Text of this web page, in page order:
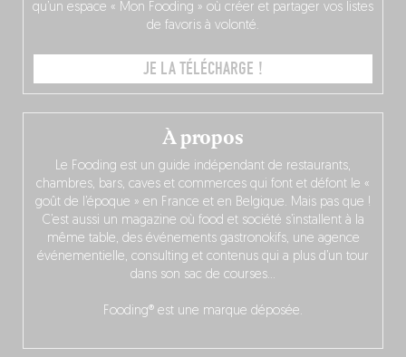
À propos
Le Fooding est un guide indépendant de restaurants,
chambres, bars, caves et commerces qui font et défont le «
goût de l’époque » en France et en Belgique. Mais pas que !
C’est aussi un magazine où food et société s’installent à la
même table, des événements gastronokifs, une agence
événementielle, consulting et contenus qui a plus d’un tour
dans son sac de courses…
Fooding® est une marque déposée.
qu’un espace « Mon Fooding » où créer et partager vos listes
de favoris à volonté.
JE LA TÉLÉCHARGE !